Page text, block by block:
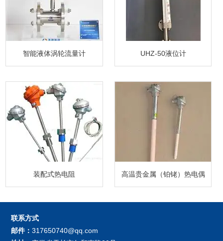
智能液体涡轮流量计 UHZ-50液位计
装配式热电阻 高温贵金属（铂铑）热电偶
联系方式
邮件：317650740@qq.com